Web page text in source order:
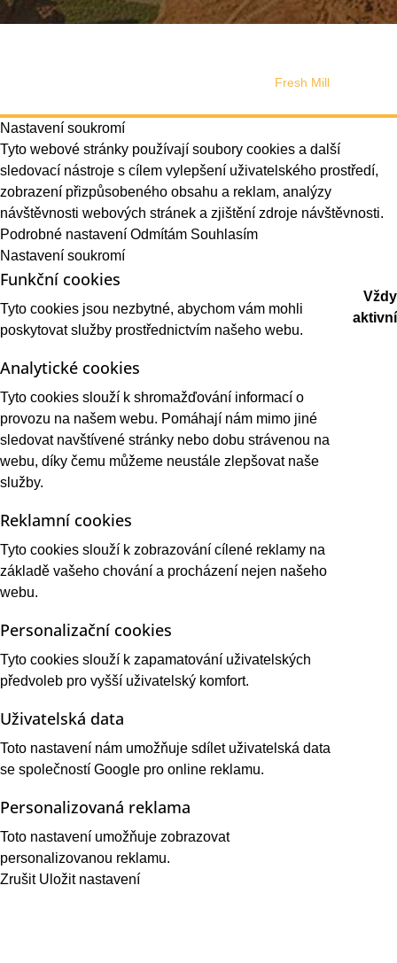
Fresh Mill
Nastavení soukromí
Tyto webové stránky používají soubory cookies a další
sledovací nástroje s cílem vylepšení uživatelského prostředí,
zobrazení přizpůsobeného obsahu a reklam, analýzy
návštěvnosti webových stránek a zjištění zdroje návštěvnosti.
Podrobné nastavení Odmítám Souhlasím
Nastavení soukromí
Funkční cookies
Tyto cookies jsou nezbytné, abychom vám mohli
poskytovat služby prostřednictvím našeho webu.
Vždy
aktivní
Analytické cookies
Tyto cookies slouží k shromažďování informací o
provozu na našem webu. Pomáhají nám mimo jiné
sledovat navštívené stránky nebo dobu strávenou na
webu, díky čemu můžeme neustále zlepšovat naše
služby.
Reklamní cookies
Tyto cookies slouží k zobrazování cílené reklamy na
základě vašeho chování a procházení nejen našeho
webu.
Personalizační cookies
Tyto cookies slouží k zapamatování uživatelských
předvoleb pro vyšší uživatelský komfort.
Uživatelská data
Toto nastavení nám umožňuje sdílet uživatelská data
se společností Google pro online reklamu.
Personalizovaná reklama
Toto nastavení umožňuje zobrazovat
personalizovanou reklamu.
Zrušit Uložit nastavení